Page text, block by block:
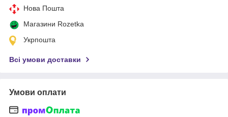
Нова Пошта
Магазини Rozetka
Укрпошта
Всі умови доставки
Умови оплати